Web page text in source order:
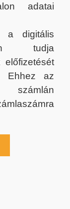
adatai
a digitális
tudja
előfizetését
Ehhez az
számlán